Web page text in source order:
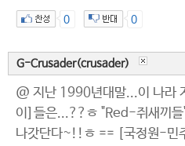
0 0
G-Crusader(crusader)
@ 지난 1990년대말...이 나
이]들은...??ㅎ "Red-쥐새끼
나갓단다~!!ㅎ == [국정원-민